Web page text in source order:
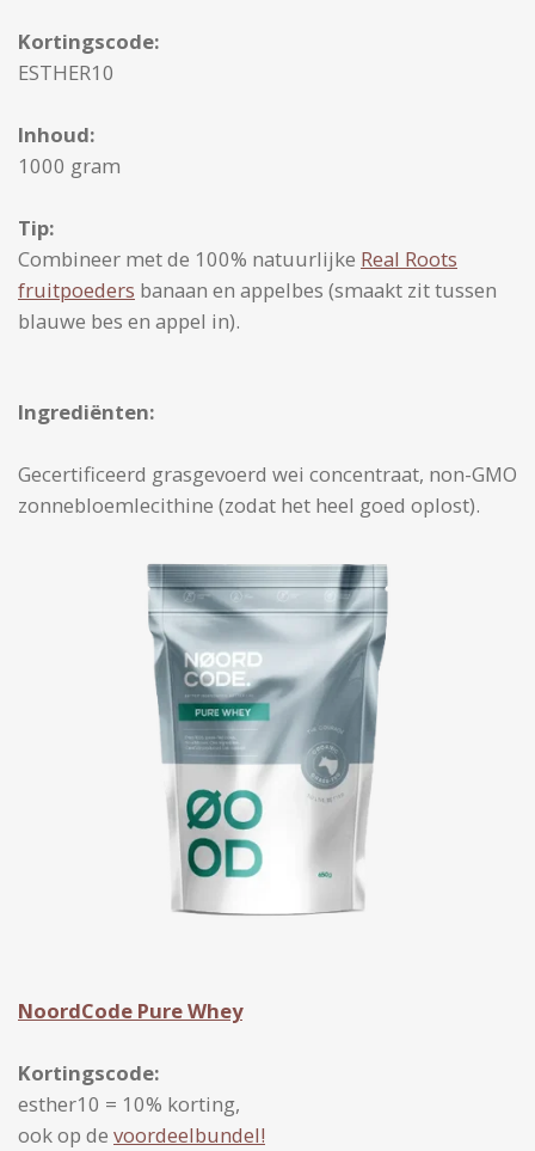
Kortingscode:
ESTHER10
Inhoud:
1000 gram
Tip:
Combineer met de 100% natuurlijke Real Roots
fruitpoeders banaan en appelbes (smaakt zit tussen
blauwe bes en appel in).
Ingrediënten:
Gecertificeerd grasgevoerd wei concentraat, non-GMO
zonnebloemlecithine (zodat het heel goed oplost).
NoordCode Pure Whey
Kortingscode:
esther10 = 10% korting,
ook op de voordeelbundel!